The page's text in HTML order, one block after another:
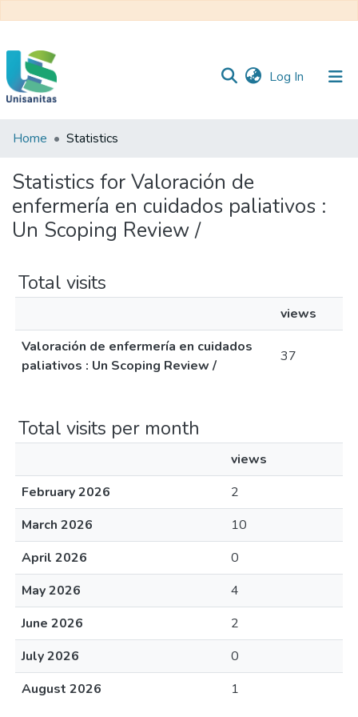
Log In (current)
Biblioteca
Home Statistics
Statistics for Valoración de
enfermería en cuidados paliativos :
Un Scoping Review /
Total visits
views
Valoración de enfermería en cuidados
paliativos : Un Scoping Review /
37
Total visits per month
views
February 2026
2
March 2026
10
April 2026
0
May 2026
4
June 2026
2
July 2026
0
August 2026
1